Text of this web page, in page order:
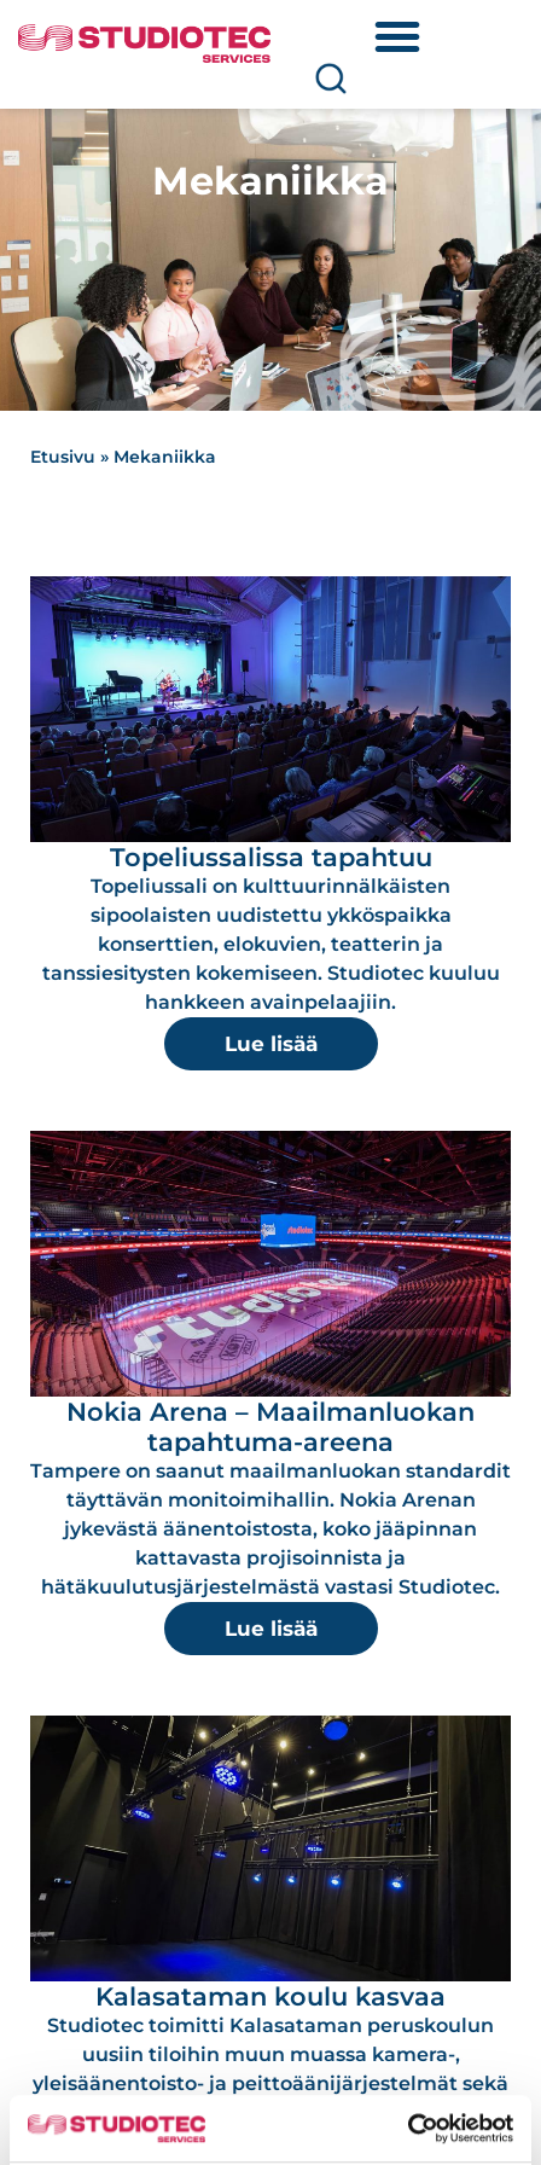
Mekaniikka
Etusivu » Mekaniikka
Topeliussalissa tapahtuu
Topeliussali on kulttuurinnälkäisten
sipoolaisten uudistettu ykköspaikka
konserttien, elokuvien, teatterin ja
tanssiesitysten kokemiseen. Studiotec kuuluu
hankkeen avainpelaajiin.
Lue lisää
Nokia Arena – Maailmanluokan
tapahtuma-areena
Tampere on saanut maailmanluokan standardit
täyttävän monitoimihallin. Nokia Arenan
jykevästä äänentoistosta, koko jääpinnan
kattavasta projisoinnista ja
hätäkuulutusjärjestelmästä vastasi Studiotec.
Lue lisää
Kalasataman koulu kasvaa
Studiotec toimitti Kalasataman peruskoulun
uusiin tiloihin muun muassa kamera-,
yleisäänentoisto- ja peittoäänijärjestelmät sekä
varusteli laajennusosan juhlasalin ja näyttämön
PA-laittein, esitysvaloin